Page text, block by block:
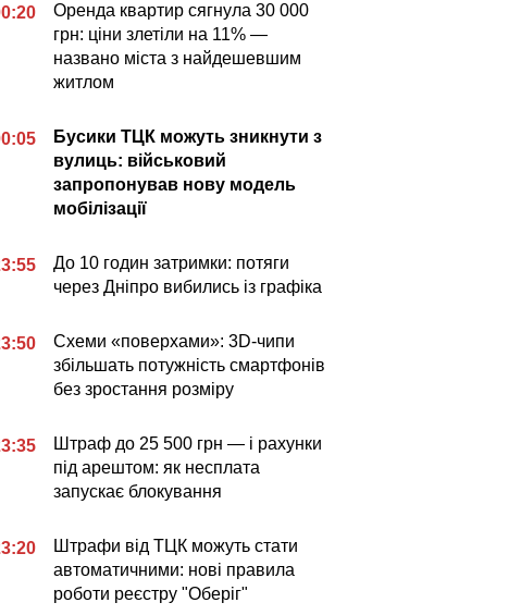
Оренда квартир сягнула 30 000
грн: ціни злетіли на 11% —
названо міста з найдешевшим
житлом
Бусики ТЦК можуть зникнути з
вулиць: військовий
запропонував нову модель
мобілізації
До 10 годин затримки: потяги
через Дніпро вибились із графіка
Схеми «поверхами»: 3D-чипи
збільшать потужність смартфонів
без зростання розміру
Штраф до 25 500 грн — і рахунки
під арештом: як несплата
запускає блокування
Штрафи від ТЦК можуть стати
автоматичними: нові правила
роботи реєстру "Оберіг"